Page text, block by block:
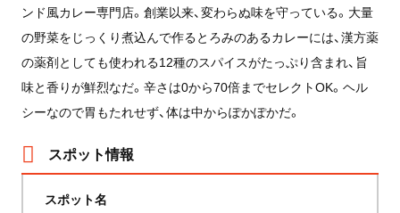
ンド風カレー専門店。創業以来、変わらぬ味を守っている。大量
の野菜をじっくり煮込んで作るとろみのあるカレーには、漢方薬
の薬剤としても使われる12種のスパイスがたっぷり含まれ、旨
味と香りが鮮烈なだ。辛さは0から70倍までセレクトOK。ヘル
シーなので胃もたれせず、体は中からぽかぽかだ。
スポット情報
スポット名